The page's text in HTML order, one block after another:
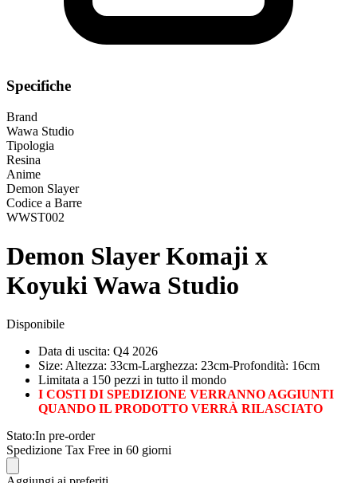
Specifiche
Brand
Wawa Studio
Tipologia
Resina
Anime
Demon Slayer
Codice a Barre
WWST002
Demon Slayer Komaji x
Koyuki Wawa Studio
Disponibile
Data di uscita: Q4 2026
Size: Altezza: 33cm-Larghezza: 23cm-Profondità: 16cm
Limitata a 150 pezzi in tutto il mondo
I COSTI DI SPEDIZIONE VERRANNO AGGIUNTI
QUANDO IL PRODOTTO VERRÀ RILASCIATO
Stato:In pre-order
Spedizione Tax Free in 60 giorni